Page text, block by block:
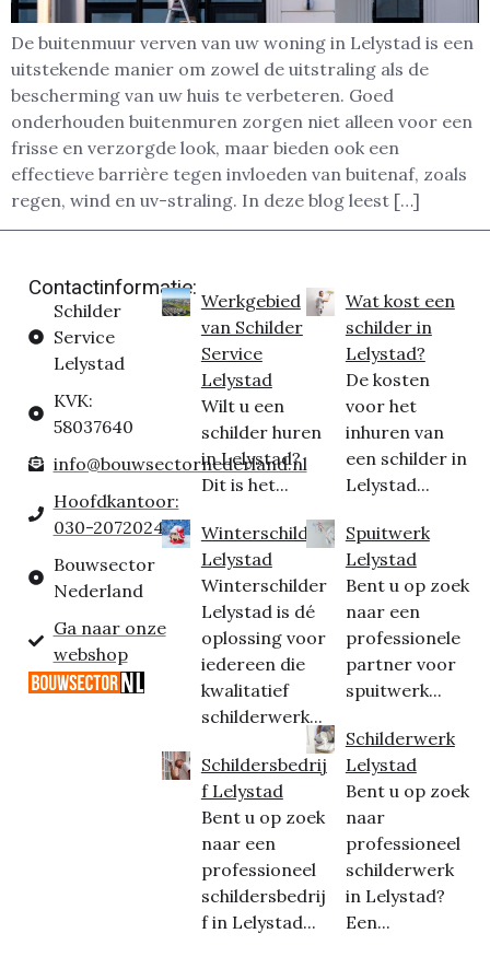
De buitenmuur verven van uw woning in Lelystad is een
uitstekende manier om zowel de uitstraling als de
bescherming van uw huis te verbeteren. Goed
onderhouden buitenmuren zorgen niet alleen voor een
frisse en verzorgde look, maar bieden ook een
effectieve barrière tegen invloeden van buitenaf, zoals
regen, wind en uv-straling. In deze blog leest […]
Contactinformatie:
Schilder
Service
Lelystad
KVK:
58037640
info@bouwsectornederland.nl
Hoofdkantoor:
030-2072024
Bouwsector
Nederland
Ga naar onze
webshop
Werkgebied
van Schilder
Service
Lelystad
Wilt u een
schilder huren
in Lelystad?
Dit is het...
Winterschilder
Lelystad
Winterschilder
Lelystad is dé
oplossing voor
iedereen die
kwalitatief
schilderwerk...
Schildersbedrij
f Lelystad
Bent u op zoek
naar een
professioneel
schildersbedrij
f in Lelystad...
Wat kost een
schilder in
Lelystad?
De kosten
voor het
inhuren van
een schilder in
Lelystad...
Spuitwerk
Lelystad
Bent u op zoek
naar een
professionele
partner voor
spuitwerk...
Schilderwerk
Lelystad
Bent u op zoek
naar
professioneel
schilderwerk
in Lelystad?
Een...